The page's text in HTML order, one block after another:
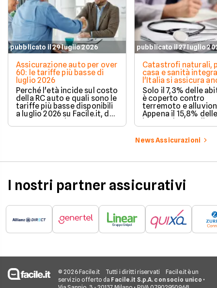
pubblicato il 29 luglio 2026
Assicurazione auto per over
60: le tariffe più basse di
luglio 2026
Perché l'età incide sul costo
della RC auto e quali sono le
tariffe più basse disponibili
a luglio 2026 su Facile.it, da
106,32€ annui.
pubblicato il 27 luglio
Catastrofi naturali,
casa e sanità
l'Italia si assicura
troppo poco. I dati
Solo il 7,3% delle
è coperto contro
terremoto e
Appena il 15,8%
imprese ha la polizza
catastrofale
dati ANIA 2025 sul
assicurativo
News Assicurazioni
I nostri partner assicurativi
© 2026 Facile.it Tutti i diritti riservati
Facile.it è un
servizio offerto da Facile.it S.p.A. con socio unico •